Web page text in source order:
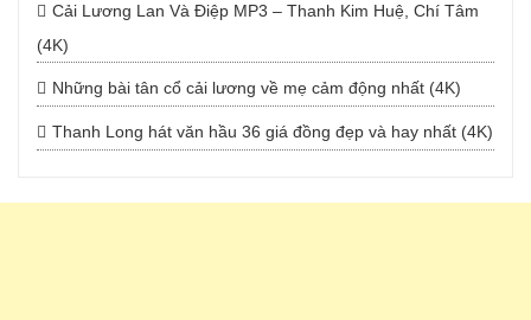
Cải Lương Lan Và Điệp MP3 – Thanh Kim Huệ, Chí Tâm
(4K)
Những bài tân cổ cải lương về mẹ cảm động nhất (4K)
Thanh Long hát văn hầu 36 giá đồng đẹp và hay nhất (4K)